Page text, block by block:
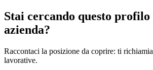
Stai cercando questo
azienda?
Raccontaci la posizione da coprire: ti
lavorative.